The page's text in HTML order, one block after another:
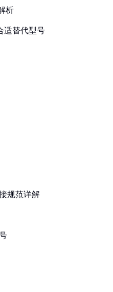
析
适替代型号
规范详解